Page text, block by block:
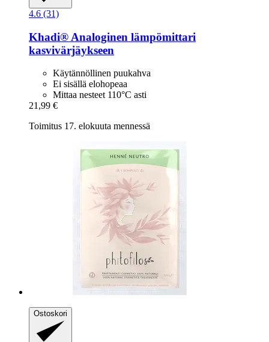
4.6 (31)
Khadi® Analoginen lämpömittari
kasvivärjäykseen
Käytännöllinen puukahva
Ei sisällä elohopeaa
Mittaa nesteet 110°C asti
21,99 €
Toimitus 17. elokuuta mennessä
Ostoskori